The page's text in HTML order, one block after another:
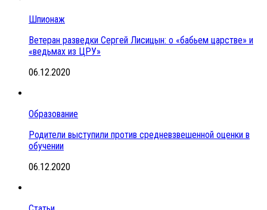
Шпионаж
Ветеран разведки Сергей Лисицын: о «бабьем царстве» и
«ведьмах из ЦРУ»
06.12.2020
Образование
Родители выступили против средневзвешенной оценки в
обучении
06.12.2020